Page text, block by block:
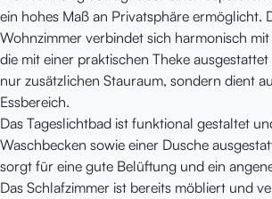
ein hohes Maß an Privatsphäre ermöglicht.
Wohnzimmer verbindet sich harmonisch
die mit einer praktischen Theke
nur zusätzlichen Stauraum, sondern dient
Essbereich.
Das Tageslichtbad ist funktional gestaltet
Waschbecken sowie einer Dusche
sorgt für eine gute Belüftung und ein
Das Schlafzimmer ist bereits möbliert und